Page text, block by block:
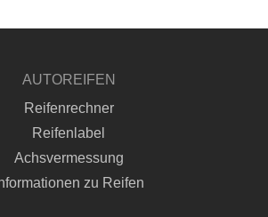
AUTOREIFEN
Reifenrechner
Reifenlabel
Achsvermessung
zu Reifen